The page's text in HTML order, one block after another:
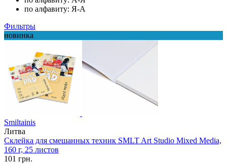
по алфавиту: Я-А
Фильтры
новинка
Smiltainis
Литва
Склейка для смешанных техник SMLT Art Studio Mixed Media,
160 г, 25 листов
101 грн.